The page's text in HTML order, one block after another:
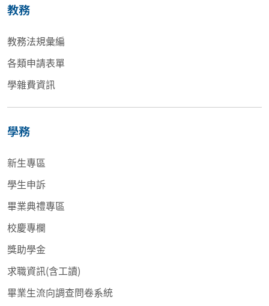
教務
教務法規彙編
各類申請表單
學雜費資訊
學務
新生專區
學生申訴
畢業典禮專區
校慶專欄
獎助學金
求職資訊(含工讀)
畢業生流向調查問卷系統